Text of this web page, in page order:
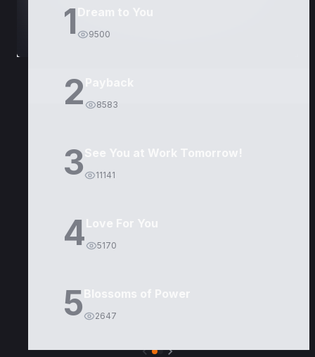
1 9500
2 8583
3 11141
4 5170
5 2647